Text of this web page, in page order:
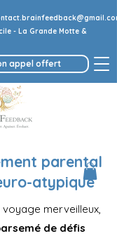
- La Grande Motte &
appel offert
parental
atypique
voyage merveilleux,
de défis